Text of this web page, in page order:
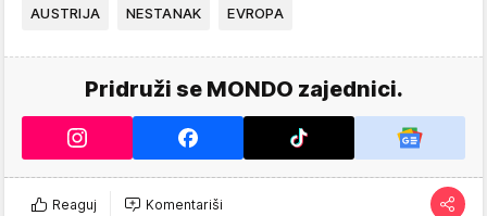
AUSTRIJA NESTANAK EVROPA
Pridruži se MONDO zajednici.
Reaguj Komentariši